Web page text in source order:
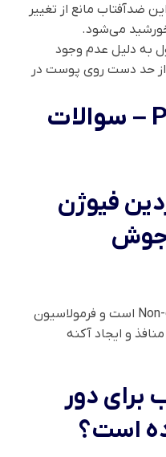
ضدآفتاب مانع از تغییر
می‌شود.
به دلیل عدم وجود
حد دست روی پوست در
People Also Ask – سوالات
فیوژن
جوش
خیر، این محصول Non-comedogenic است و فرمولاسیون
و ایجاد آکنه
برای دور
است؟